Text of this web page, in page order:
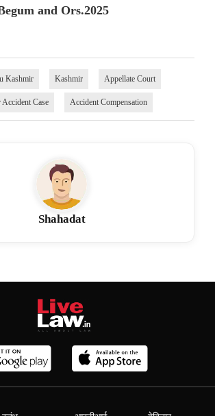
and Ors.2025
Kashmir Kashmir Appellate Court
Case Accident Compensation
Shahadat